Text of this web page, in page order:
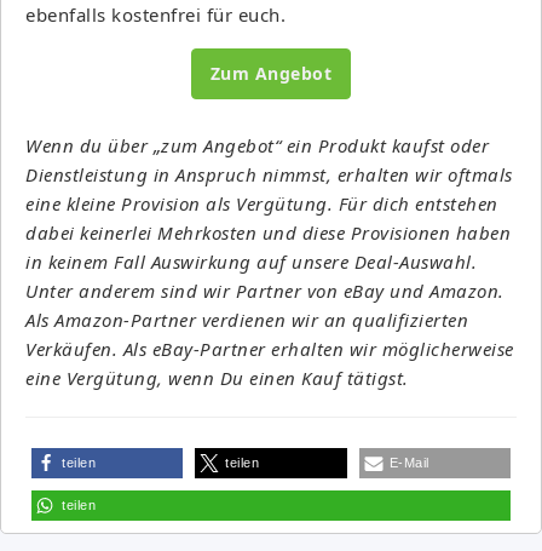
ebenfalls kostenfrei für euch.
Zum Angebot
Wenn du über „zum Angebot“ ein Produkt kaufst oder
Dienstleistung in Anspruch nimmst, erhalten wir oftmals
eine kleine Provision als Vergütung. Für dich entstehen
dabei keinerlei Mehrkosten und diese Provisionen haben
in keinem Fall Auswirkung auf unsere Deal-Auswahl.
Unter anderem sind wir Partner von eBay und Amazon.
Als Amazon-Partner verdienen wir an qualifizierten
Verkäufen. Als eBay-Partner erhalten wir möglicherweise
eine Vergütung, wenn Du einen Kauf tätigst.
teilen teilen E-Mail
teilen